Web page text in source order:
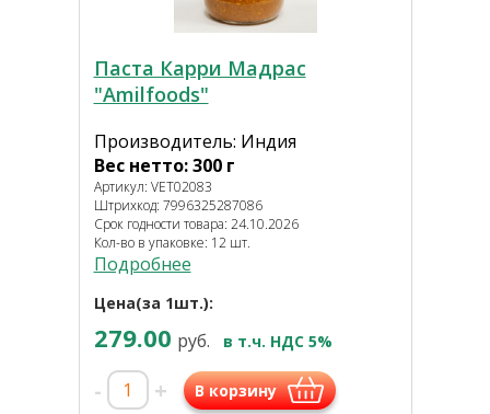
Паста Карри Мадрас
"Amilfoods"
Производитель: Индия
Вес нетто: 300 г
Артикул: VET02083
Штрихкод: 7996325287086
Срок годности товара: 24.10.2026
Кол-во в упаковке: 12 шт.
Подробнее
Цена(за 1шт.):
279.00 руб. в т.ч. НДС 5%
- + В корзину